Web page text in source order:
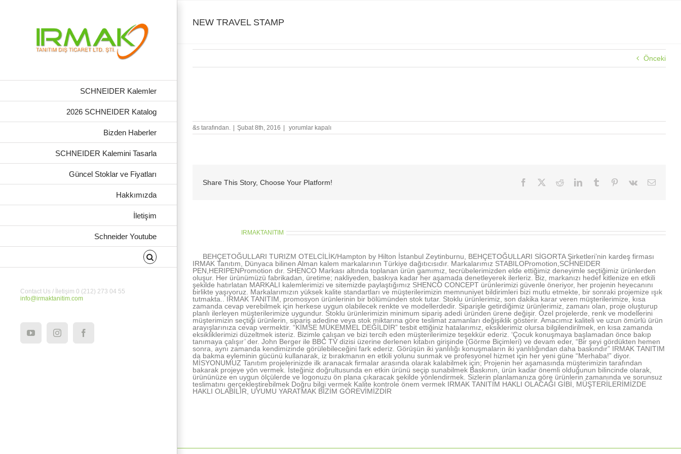
SCHNEIDER Kalemler
2026 SCHNEIDER Katalog
Bizden Haberler
SCHNEIDER Kalemini Tasarla
Güncel Stoklar ve Fiyatları
Hakkımızda
İletişim
Schneider Youtube
Contact Us / İletişim 0 (212) 273 04 55
info@irmaktanitim.com
YouTubeInstagramFacebook
NEW TRAVEL STAMP
Önceki
&s tarafından. Şubat 8th, 2016
NEW
TRAVEL
yorumlar kapalı
Share This Story, Choose Your Platform! Facebook RedditLinkedInTumblr Pinterest
Vk
E-
IRMAKTANITIM
BEHÇETOĞULLARI TURIZM OTELCİLİK/Hampton by Hilton İstanbul Zeytinburnu, BEHÇETOĞULLARI SİGORTA Şirketleri’nin kardeş firması
IRMAK Tanıtım, Dünyaca bilinen Alman kalem markalarının Türkiye dağıtıcısıdır. Markalarımız STABILOPromotion,SCHNEIDER
PEN,HERIPENPromotion dır. SHENCO Markası altında toplanan ürün gamımız, tecrübelerimizden elde ettiğimiz deneyimle seçtiğimiz ürünlerden
oluşur. Her ürünümüzü fabrikadan, üretime; nakliyeden, baskıya kadar her aşamada denetleyerek ilerleriz. Biz, markanızı hedef kitlenize en etkili
şekilde hatırlatan MARKALI kalemlerimizi ve sitemizde paylaştığımız SHENCO CONCEPT ürünlerimizi güvenle öneriyor, her projenin heyecanını
birlikte yaşıyoruz. Markalarımızın yüksek kalite standartları ve müşterilerimizin memnuniyet bildirimleri bizi mutlu etmekte, bir sonraki projemize ışık
tutmakta.. IRMAK TANITIM, promosyon ürünlerinin bir bölümünden stok tutar. Stoklu ürünlerimiz, son dakika karar veren müşterilerimize, kısa
zamanda cevap verebilmek için herkese uygun olabilecek renkte ve modellerdedir. Siparişle getirdiğimiz ürünlerimiz, zamanı olan, proje oluşturup
planlı ilerleyen müşterilerimize uygundur. Stoklu ürünlerimizin minimum sipariş adedi üründen ürene değişir. Özel projelerde, renk ve modellerini
müşterimizin seçtiği ürünlerin, sipariş adedine veya stok miktarına göre teslimat zamanları değişiklik gösterir. Amacımız kaliteli ve uzun ömürlü ürün
arayışlarınıza cevap vermektir. “KİMSE MÜKEMMEL DEĞİLDİR” tesbit ettiğiniz hatalarımız, eksiklerimiz olursa bilgilendirilmek, en kısa zamanda
eksikliklerimizi düzeltmek isteriz. Bizimle çalışan ve bizi tercih eden müşterilerimize teşekkür ederiz. ‘Çocuk konuşmaya başlamadan önce bakıp
tanımaya çalışır’ der. John Berger ile BBC TV dizisi üzerine derlenen kitabın girişinde (Görme Biçimleri) ve devam eder, “Bir şeyi gördükten hemen
sonra, aynı zamanda kendimizinde görülebileceğini fark ederiz. Görüşün iki yanlılığı konuşmaların iki yanlılığından daha baskındır” IRMAK TANITIM
da bakma eyleminin gücünü kullanarak, iz bırakmanın en etkili yolunu sunmak ve profesyonel hizmet için her yeni güne “Merhaba!” diyor.
MİSYONUMUZ Tanıtım projelerinizde ilk aranacak firmalar arasında olarak kalabilmek için; Projenin her aşamasında müşterimizin tarafından
bakarak projeye yön vermek. İsteğiniz doğrultusunda en etkin ürünü seçip sunabilmek Baskının, ürün kadar önemli olduğunun bilincinde olarak,
ürününüze en uygun ölçülerde ve logonuzu ön plana çıkaracak şekilde yönlendirmek. Sizlerin planlamanıza göre ürünlerin zamanında ve sorunsuz
teslimatını gerçekleştirebilmek Doğru bilgi vermek Kalite kontrole önem vermek IRMAK TANITIM HAKLI OLACAĞI GİBİ, MÜŞTERİLERİMİZDE
HAKLI OLABİLİR, UYUMU YARATMAK BİZİM GÖREVİMİZDİR